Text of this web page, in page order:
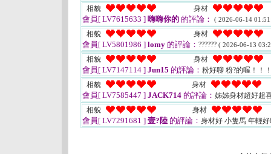
相貌
身材
會員[ LV7615633 ] 嗨嗨你的 的評論： ( 2026-06-14
相貌 身材
會員[ LV5801986 ] lomy 的評論： ?????? ( 2026-06-13
相貌 身材
會員[ LV7147114 ] Jun15 的評論： 粉好聊 粉?的喔！！
相貌
身材
會員[ LV7585447 ] JACK714 的評論： 姊姊身材超好超
相貌
身材
會員[ LV7291681 ] 壹?陸 的評論： 身材好 小隻馬 年輕